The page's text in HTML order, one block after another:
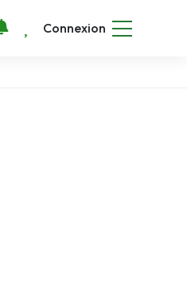
Connexion